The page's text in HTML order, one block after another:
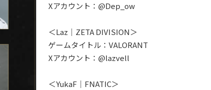
Xアカウント：@Dep_ow
＜Laz｜ZETA DIVISION＞
ゲームタイトル：VALORANT
Xアカウント：@lazvell
＜YukaF｜FNATIC＞